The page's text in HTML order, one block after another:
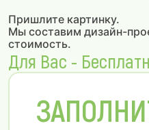
Пришлите картинку.
Мы составим дизайн-
стоимость.
Для Вас -